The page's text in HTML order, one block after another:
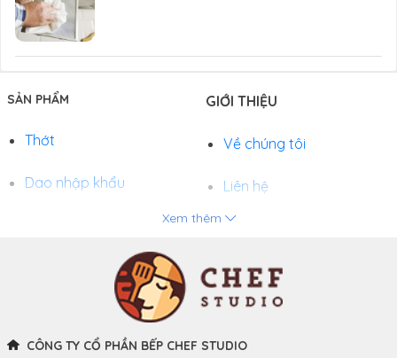
SẢN PHẨM
Thớt
Dao nhập khẩu
Khay và Bếp nướng
GIỚI THIỆU
Về chúng tôi
Liên hệ
Tuyển dụng
Xem thêm
CÔNG TY CỔ PHẦN BẾP CHEF STUDIO